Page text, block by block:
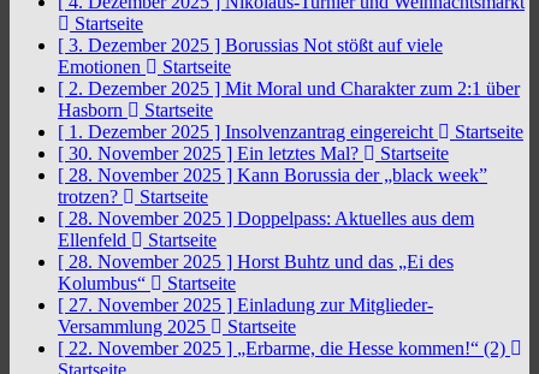
Startseite
[ 3. Dezember 2025 ] Borussias Not stößt auf viele
Emotionen
Startseite
[ 2. Dezember 2025 ] Mit Moral und Charakter zum 2:1 über
Hasborn
Startseite
[ 1. Dezember 2025 ] Insolvenzantrag eingereicht
Startseite
[ 30. November 2025 ] Ein letztes Mal?
Startseite
[ 28. November 2025 ] Kann Borussia der „black week”
trotzen?
Startseite
[ 28. November 2025 ] Doppelpass: Aktuelles aus dem
Ellenfeld
Startseite
[ 28. November 2025 ] Horst Buhtz und das „Ei des
Kolumbus“
Startseite
[ 27. November 2025 ] Einladung zur Mitglieder-
Versammlung 2025
Startseite
[ 22. November 2025 ] „Erbarme, die Hesse kommen!“ (2)
Startseite